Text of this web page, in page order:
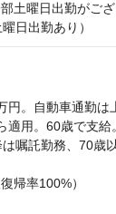
土曜日出勤がござ
日出勤あり）
。自動車通勤は
用。60歳で支給
嘱託勤務、70歳
帰率100%）